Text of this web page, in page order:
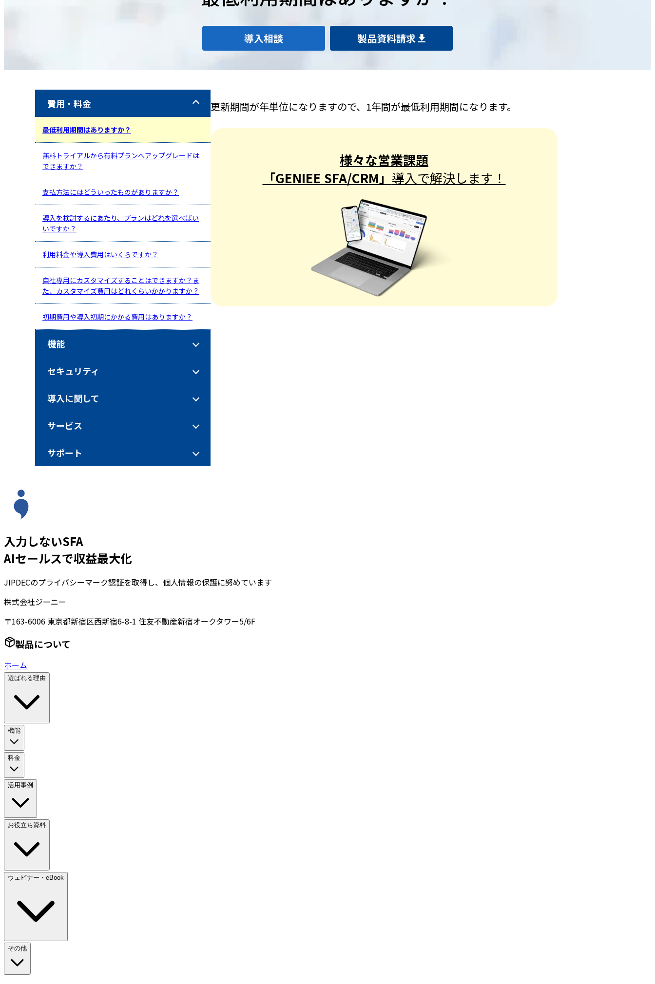
導入相談 製品資料請求
費用・料金
最低利用期間はありますか？
無料トライアルから有料プランへアップグレードは
できますか？
支払方法にはどういったものがありますか？
導入を検討するにあたり、プランはどれを選べばい
いですか？
利用料金や導入費用はいくらですか？
自社専用にカスタマイズすることはできますか？ま
た、カスタマイズ費用はどれくらいかかりますか？
初期費用や導入初期にかかる費用はありますか？
機能
セキュリティ
導入に関して
サービス
サポート
更新期間が年単位になりますので、1年間が最低利用期間になります。
様々な営業課題
「GENIEE SFA/CRM」 導入で解決します！
入力しないSFA
AIセールスで収益最大化
JIPDECのプライバシーマーク認証を取得し、個人情報の保護に努めています
株式会社ジーニー
〒163-6006 東京都新宿区西新宿6-8-1 住友不動産新宿オークタワー5/6F
製品について
ホーム
選ばれる理由
機能
料金
活用事例
お役立ち資料
ウェビナー・eBook
その他